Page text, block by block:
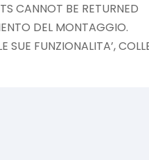
CANNOT BE RETURNED
DEL MONTAGGIO.
SUE FUNZIONALITA’,